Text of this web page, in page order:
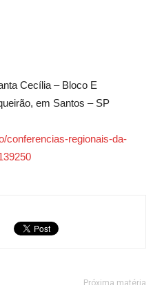
Cecília – Bloco E
em Santos – SP
conferencias-regionais-da-